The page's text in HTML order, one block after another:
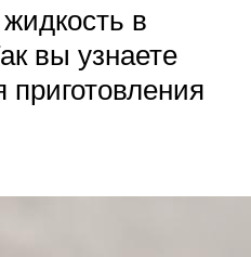
в
вы узнаете